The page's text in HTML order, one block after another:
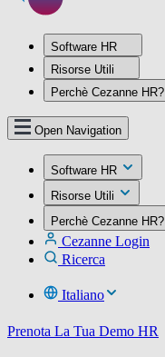
Software HR
Risorse Utili
Perchè Cezanne HR?
Open Navigation
Software HR
Risorse Utili
Perchè Cezanne HR?
Cezanne Login
Ricerca
Italiano
Prenota La Tua Demo HR